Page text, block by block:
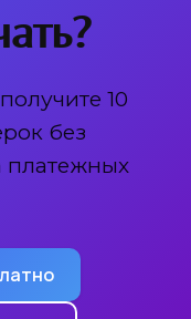
10
без
платежных